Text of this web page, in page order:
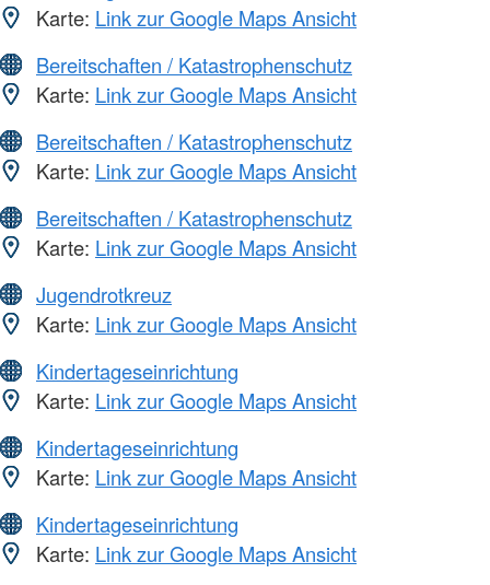
Karte: Link zur Google Maps Ansicht
Bereitschaften / Katastrophenschutz
Karte: Link zur Google Maps Ansicht
Bereitschaften / Katastrophenschutz
Karte: Link zur Google Maps Ansicht
Bereitschaften / Katastrophenschutz
Karte: Link zur Google Maps Ansicht
Jugendrotkreuz
Karte: Link zur Google Maps Ansicht
Kindertageseinrichtung
Karte: Link zur Google Maps Ansicht
Kindertageseinrichtung
Karte: Link zur Google Maps Ansicht
Kindertageseinrichtung
Karte: Link zur Google Maps Ansicht